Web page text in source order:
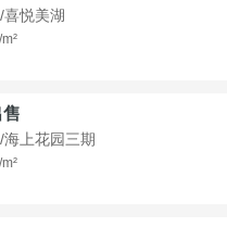
悦美湖
上花园三期